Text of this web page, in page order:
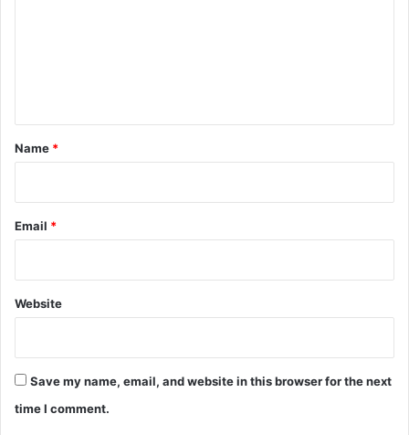
*
Name *
Email *
Website
Save my name, email, and website in this browser for the next
time I comment.